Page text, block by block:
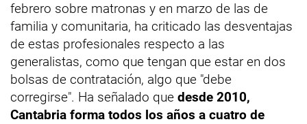
febrero sobre matronas y en marzo de las de
familia y comunitaria, ha criticado las desventajas
de estas profesionales respecto a las
generalistas, como que tengan que estar en dos
bolsas de contratación, algo que "debe
corregirse". Ha señalado que desde 2010,
Cantabria forma todos los años a cuatro de